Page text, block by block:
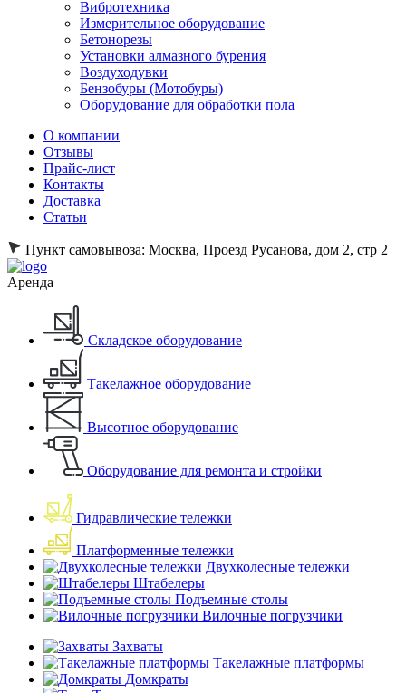
Вибротехника
Измерительное оборудование
Бетонорезы
Установки алмазного бурения
Воздуходувки
Бензобуры (Мотобуры)
Оборудование для обработки пола
О компании
Отзывы
Прайс-лист
Контакты
Доставка
Статьи
Пункт самовывоза: Москва, Проезд Русанова, дом 2, стр 2
Аренда
Складское оборудование
Такелажное оборудование
Высотное оборудование
Оборудование для ремонта и стройки
Гидравлические тележки
Платформенные тележки
Двухколесные тележки
Штабелеры
Подъемные столы
Вилочные погрузчики
Захваты
Такелажные платформы
Домкраты